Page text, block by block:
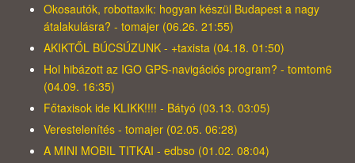
Okosautók, robottaxik: hogyan készül Budapest a nagy
átalakulásra? - tomajer (06.26. 21:55)
AKIKTŐL BÚCSÚZUNK - +taxista (04.18. 01:50)
Hol hibázott az IGO GPS-navigációs program? - tomtom6
(04.09. 16:35)
Főtaxisok ide KLIKK!!!! - Bátyó (03.13. 03:05)
Verestelenítés - tomajer (02.05. 06:28)
A MINI MOBIL TITKAI - edbso (01.02. 08:04)